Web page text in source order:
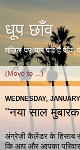
धूप छाँव
मंज़िल पर चल पड़े हैं पाँव,
WEDNESDAY,
"नया साल
अंग्रेज़ी कैलेंडर के हिसाब
कि आप और आपका